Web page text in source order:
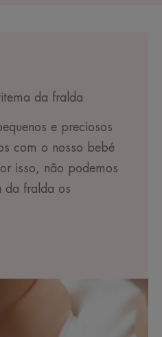
da fralda
e preciosos
com o nosso bebé
isso, não podemos
da fralda os